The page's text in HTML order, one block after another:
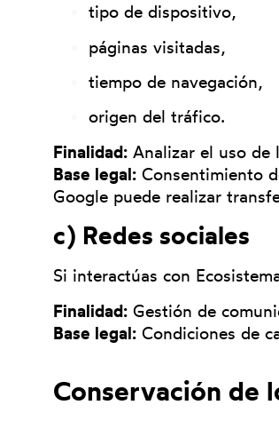
tipo de dispositivo,
páginas visitadas,
tiempo de navegación,
origen del tráfico.
Finalidad: Analizar el uso de
Base legal: Consentimiento
Google puede realizar
c) Redes sociales
Si interactúas con
Finalidad: Gestión de
Base legal: Condiciones de
Conservación de